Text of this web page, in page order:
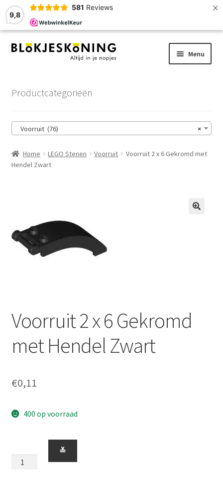
9,8
581 Reviews ×
Ga
Ga
Menu
Winkelmand
Afrekenen
Productcategorieën
×
Voorruit (76)
Home LEGO Stenen Voorruit
Voorruit 2 x 6 Gekromd met
Hendel Zwart
Voorruit 2 x 6 Gekromd
met Hendel Zwart
€0,11
400 op voorraad
2
≚